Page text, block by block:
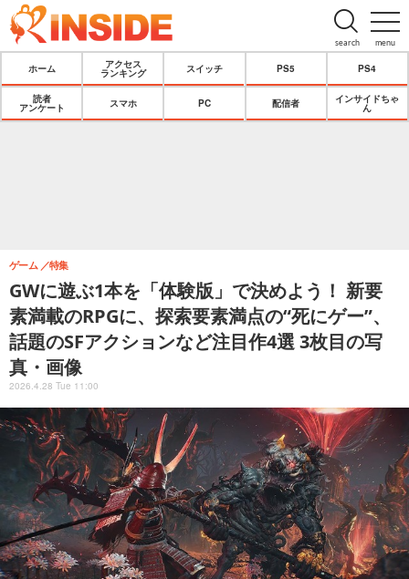
menu
search
ホーム
アクセス
ランキング
スイッチ PS5 PS4
読者
アンケート
スマホ PC 配信者
インサイドちゃ
ん
GWに遊ぶ1本を「体験版」で決めよう！ 新要
素満載のRPGに、探索要素満点の“死にゲー”、
話題のSFアクションなど注目作4選 3枚目の写
真・画像
ゲーム 特集
2026.4.28 Tue 11:00